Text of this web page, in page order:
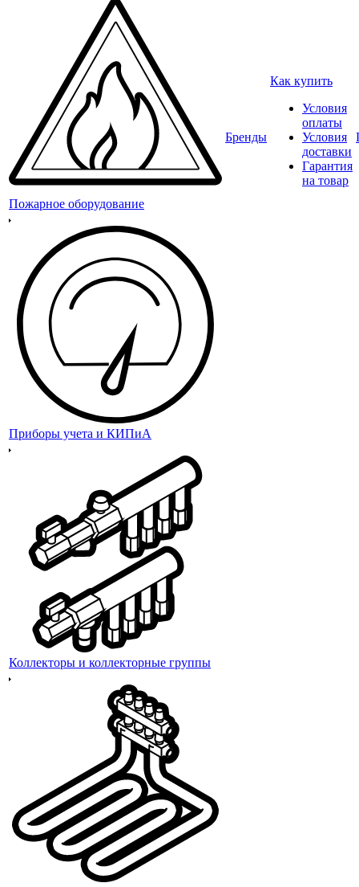
Пожарное оборудование
Приборы учета и КИПиА
Коллекторы и коллекторные группы
Бренды
Как купить
Условия
оплаты
Условия
доставки
Гарантия
на товар